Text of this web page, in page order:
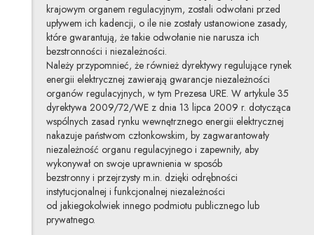
krajowym organem regulacyjnym, zostali odwołani przed
upływem ich kadencji, o ile nie zostały ustanowione zasady,
które gwarantują, że takie odwołanie nie narusza ich
bezstronności i niezależności.
Należy przypomnieć, że również dyrektywy regulujące rynek
energii elektrycznej zawierają gwarancje niezależności
organów regulacyjnych, w tym Prezesa URE. W artykule 35
dyrektywa 2009/72/WE z dnia 13 lipca 2009 r. dotycząca
wspólnych zasad rynku wewnętrznego energii elektrycznej
nakazuje państwom członkowskim, by zagwarantowały
niezależność organu regulacyjnego i zapewniły, aby
wykonywał on swoje uprawnienia w sposób
bezstronny i przejrzysty m.in. dzięki odrębności
instytucjonalnej i funkcjonalnej niezależności
od jakiegokolwiek innego podmiotu publicznego lub
prywatnego.